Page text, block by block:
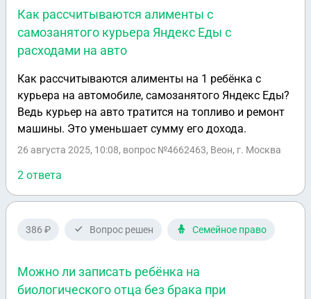
Как рассчитываются алименты с
самозанятого курьера Яндекс Еды с
расходами на авто
Как рассчитываются алименты на 1 ребёнка с
курьера на автомобиле, самозанятого Яндекс Еды?
Ведь курьер на авто тратится на топливо и ремонт
машины. Это уменьшает сумму его дохода.
26 августа 2025, 10:08, вопрос №4662463, Веон, г. Москва
2 ответа
386 ₽ Вопрос решен Семейное право
Можно ли записать ребёнка на
биологического отца без брака при